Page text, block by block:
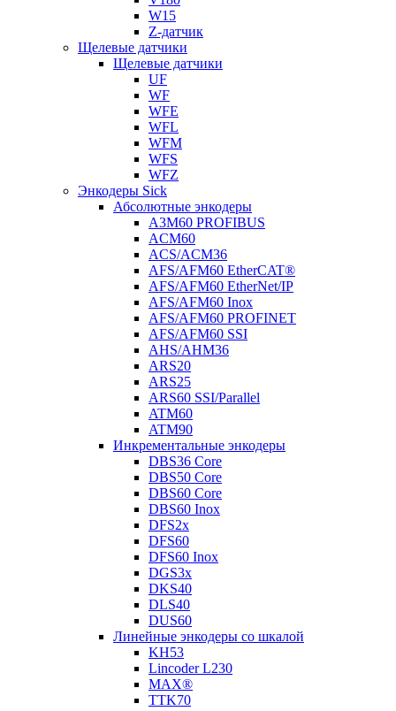
W15
Z-датчик
Щелевые датчики
Щелевые датчики
UF
WF
WFE
WFL
WFM
WFS
WFZ
Энкодеры Sick
Абсолютные энкодеры
A3M60 PROFIBUS
ACM60
ACS/ACM36
AFS/AFM60 EtherCAT®
AFS/AFM60 EtherNet/IP
AFS/AFM60 Inox
AFS/AFM60 PROFINET
AFS/AFM60 SSI
AHS/AHM36
ARS20
ARS25
ARS60 SSI/Parallel
ATM60
ATM90
Инкрементальные энкодеры
DBS36 Core
DBS50 Core
DBS60 Core
DBS60 Inox
DFS2x
DFS60
DFS60 Inox
DGS3x
DKS40
DLS40
DUS60
Линейные энкодеры со шкалой
KH53
Lincoder L230
MAX®
TTK70